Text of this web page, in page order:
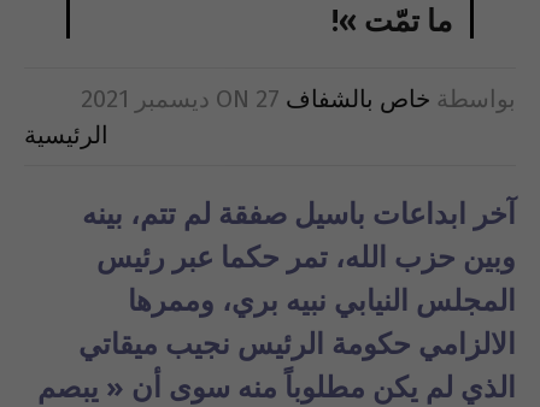
ما تمّت »!
بواسطة خاص بالشفاف ON 27 ديسمبر 2021
الرئيسية
آخر ابداعات باسيل صفقة لم تتم، بينه
وبين حزب الله، تمر حكما عبر رئيس
المجلس النيابي نبيه بري، وممرها
الالزامي حكومة الرئيس نجيب ميقاتي
الذي لم يكن مطلوباً منه سوى أن « يبصم